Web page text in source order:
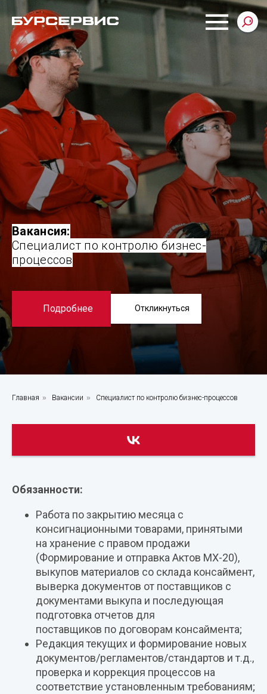
Вакансия:
Специалист по контролю бизнес-
процессов
Подробнее Откликнуться
Главная » Вакансии » Специалист по контролю бизнес-процессов
Обязанности:
Работа по закрытию месяца с
консигнационными товарами, принятыми
на хранение с правом продажи
(Формирование и отправка Актов МХ-20),
выкупов материалов со склада консаймент,
выверка документов от поставщиков с
документами выкупа и последующая
подготовка отчетов для
поставщиков по договорам консаймента;
Редакция текущих и формирование новых
документов/регламентов/стандартов и т.д.,
проверка и коррекция процессов на
соответствие установленным требованиям;